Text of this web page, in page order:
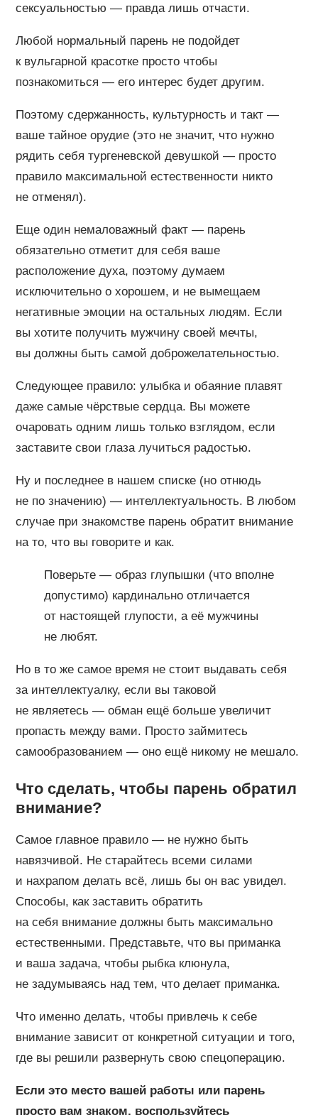
сексуальностью — правда лишь отчасти.
Любой нормальный парень не подойдет
к вульгарной красотке просто чтобы
познакомиться — его интерес будет другим.
Поэтому сдержанность, культурность и такт —
ваше тайное орудие (это не значит, что нужно
рядить себя тургеневской девушкой — просто
правило максимальной естественности никто
не отменял).
Еще один немаловажный факт — парень
обязательно отметит для себя ваше
расположение духа, поэтому думаем
исключительно о хорошем, и не вымещаем
негативные эмоции на остальных людям. Если
вы хотите получить мужчину своей мечты,
вы должны быть самой доброжелательностью.
Следующее правило: улыбка и обаяние плавят
даже самые чёрствые сердца. Вы можете
очаровать одним лишь только взглядом, если
заставите свои глаза лучиться радостью.
Ну и последнее в нашем списке (но отнюдь
не по значению) — интеллектуальность. В любом
случае при знакомстве парень обратит внимание
на то, что вы говорите и как.
Поверьте — образ глупышки (что вполне
допустимо) кардинально отличается
от настоящей глупости, а её мужчины
не любят.
Но в то же самое время не стоит выдавать себя
за интеллектуалку, если вы таковой
не являетесь — обман ещё больше увеличит
пропасть между вами. Просто займитесь
самообразованием — оно ещё никому не мешало.
Что сделать, чтобы парень обратил
внимание?
Самое главное правило — не нужно быть
навязчивой. Не старайтесь всеми силами
и нахрапом делать всё, лишь бы он вас увидел.
Способы, как заставить обратить
на себя внимание должны быть максимально
естественными. Представьте, что вы приманка
и ваша задача, чтобы рыбка клюнула,
не задумываясь над тем, что делает приманка.
Что именно делать, чтобы привлечь к себе
внимание зависит от конкретной ситуации и того,
где вы решили развернуть свою спецоперацию.
Если это место вашей работы или парень
просто вам знаком, воспользуйтесь